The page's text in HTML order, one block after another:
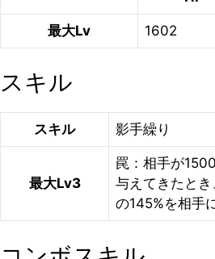
最大Lv 1602
スキル
スキル 影手繰り
最大Lv3
罠：相手が
与えてきたと
の145%を相手